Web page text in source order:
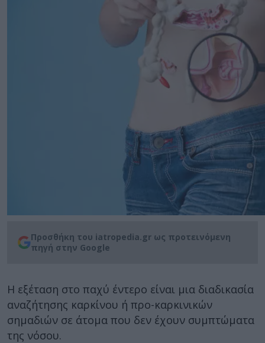
Προσθήκη του iatropedia.gr ως προτεινόμενη
πηγή στην Google
Η εξέταση στο παχύ έντερο είναι μια διαδικασία
αναζήτησης καρκίνου ή προ-καρκινικών
σημαδιών σε άτομα που δεν έχουν συμπτώματα
της νόσου.